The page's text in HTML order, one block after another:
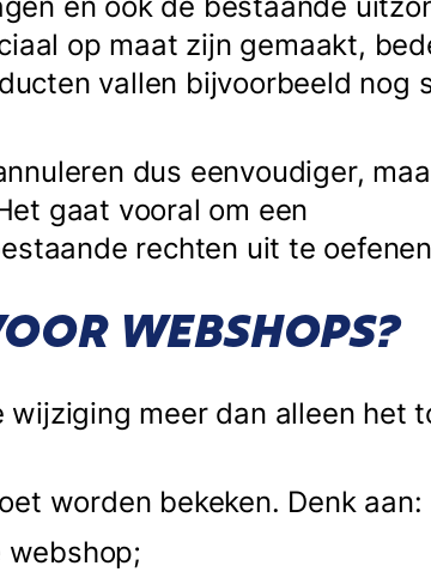
op maat zijn gemaakt,
vallen bijvoorbeeld nog
dus eenvoudiger,
gaat vooral om een
rechten uit te
WEBSHOPS?
meer dan alleen het
worden bekeken. Denk aan:
webshop;